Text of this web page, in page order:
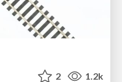
2 1.2k